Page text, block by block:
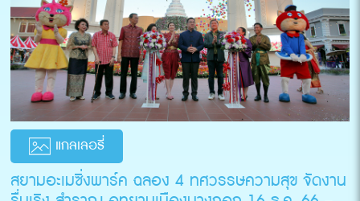
แกลเลอรี่
สยามอะเมซิ่งพาร์ค ฉลอง 4 ทศวรรษความสุข จัดงาน